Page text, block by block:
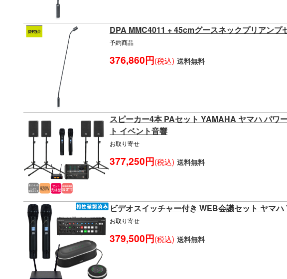
DPA MMC4011 + 45cmグースネックプリアンプ
予約商品
376,860円(税込) 送料無料
スピーカー4本 PAセット YAMAHA ヤマハ パワ
ト イベント音響
お取り寄せ
377,250円(税込) 送料無料
ビデオスイッチャー付き WEB会議セット ヤマ
お取り寄せ
379,500円(税込) 送料無料